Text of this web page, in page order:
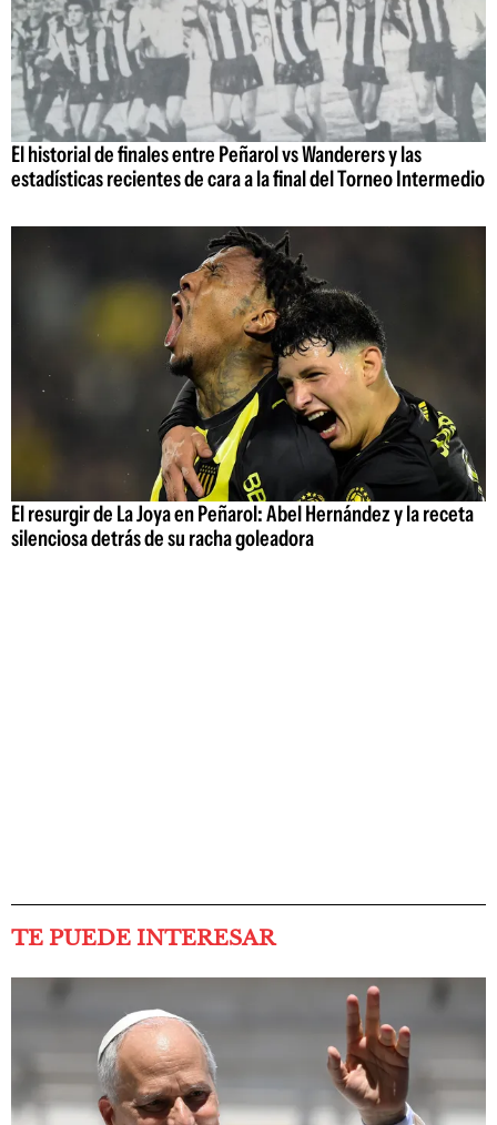
El historial de finales entre Peñarol vs Wanderers y las
estadísticas recientes de cara a la final del Torneo Intermedio
El resurgir de La Joya en Peñarol: Abel Hernández y la receta
silenciosa detrás de su racha goleadora
TE PUEDE INTERESAR